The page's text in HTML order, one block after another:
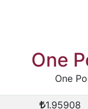
One
One
1.95908